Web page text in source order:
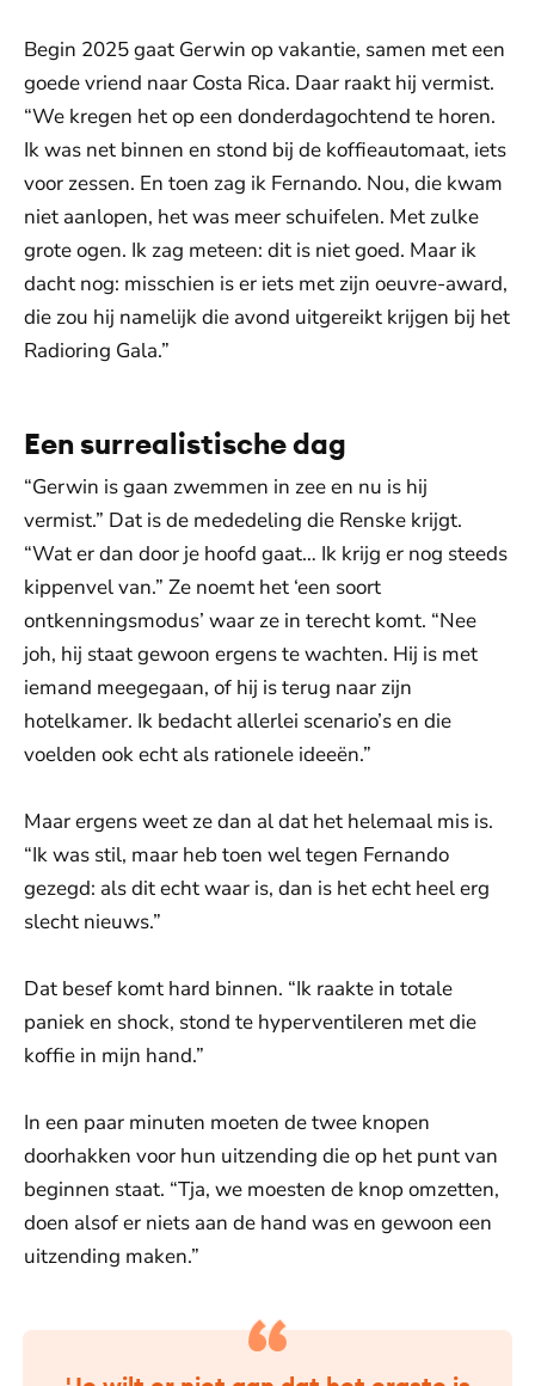
Begin 2025 gaat Gerwin op vakantie, samen met een
goede vriend naar Costa Rica. Daar raakt hij vermist.
“We kregen het op een donderdagochtend te horen.
Ik was net binnen en stond bij de koffieautomaat, iets
voor zessen. En toen zag ik Fernando. Nou, die kwam
niet aanlopen, het was meer schuifelen. Met zulke
grote ogen. Ik zag meteen: dit is niet goed. Maar ik
dacht nog: misschien is er iets met zijn oeuvre-award,
die zou hij namelijk die avond uitgereikt krijgen bij het
Radioring Gala.”
Een surrealistische dag
“Gerwin is gaan zwemmen in zee en nu is hij
vermist.” Dat is de mededeling die Renske krijgt.
“Wat er dan door je hoofd gaat… Ik krijg er nog steeds
kippenvel van.” Ze noemt het ‘een soort
ontkenningsmodus’ waar ze in terecht komt. “Nee
joh, hij staat gewoon ergens te wachten. Hij is met
iemand meegegaan, of hij is terug naar zijn
hotelkamer. Ik bedacht allerlei scenario’s en die
voelden ook echt als rationele ideeën.”
Maar ergens weet ze dan al dat het helemaal mis is.
“Ik was stil, maar heb toen wel tegen Fernando
gezegd: als dit echt waar is, dan is het echt heel erg
slecht nieuws.”
Dat besef komt hard binnen. “Ik raakte in totale
paniek en shock, stond te hyperventileren met die
koffie in mijn hand.”
In een paar minuten moeten de twee knopen
doorhakken voor hun uitzending die op het punt van
beginnen staat. “Tja, we moesten de knop omzetten,
doen alsof er niets aan de hand was en gewoon een
uitzending maken.”